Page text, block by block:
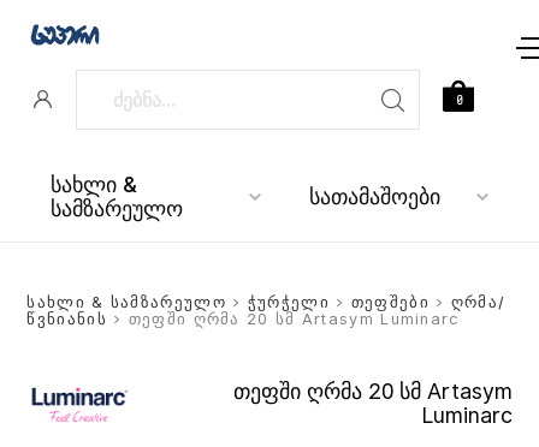
სახლი &
სამზარეულო სათამაშოები
0
სახლი & სამზარეულო > ჭურჭელი > თეფშები > ღრმა/
წვნიანის > თეფში ღრმა 20 სმ Artasym Luminarc
თეფში ღრმა 20 სმ Artasym
Luminarc